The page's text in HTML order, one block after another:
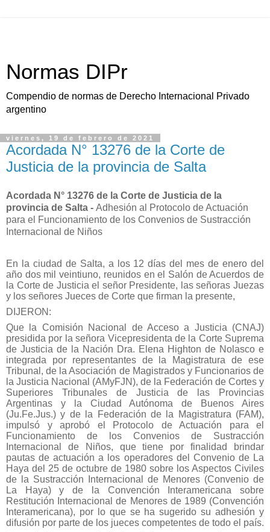
Normas DIPr
Compendio de normas de Derecho Internacional Privado
argentino
viernes, 19 de febrero de 2021
Acordada N° 13276 de la Corte de
Justicia de la provincia de Salta
Acordada N° 13276 de la Corte de Justicia de la
provincia de Salta - Adhesión al Protocolo de Actuación
para el Funcionamiento de los Convenios de Sustracción
Internacional de Niños
En la ciudad de Salta, a los 12 días del mes de enero del
año dos mil veintiuno, reunidos en el Salón de Acuerdos de
la Corte de Justicia el señor Presidente, las señoras Juezas
y los señores Jueces de Corte que firman la presente,
DIJERON:
Que la Comisión Nacional de Acceso a Justicia (CNAJ)
presidida por la señora Vicepresidenta de la Corte Suprema
de Justicia de la Nación Dra. Elena Highton de Nolasco e
integrada por representantes de la Magistratura de ese
Tribunal, de la Asociación de Magistrados y Funcionarios de
la Justicia Nacional (AMyFJN), de la Federación de Cortes y
Superiores Tribunales de Justicia de las Provincias
Argentinas y la Ciudad Autónoma de Buenos Aires
(Ju.Fe.Jus.) y de la Federación de la Magistratura (FAM),
impulsó y aprobó el Protocolo de Actuación para el
Funcionamiento de los Convenios de Sustracción
Internacional de Niños, que tiene por finalidad brindar
pautas de actuación a los operadores del Convenio de La
Haya del 25 de octubre de 1980 sobre los Aspectos Civiles
de la Sustracción Internacional de Menores (Convenio de
La Haya) y de la Convención Interamericana sobre
Restitución Internacional de Menores de 1989 (Convención
Interamericana), por lo que se ha sugerido su adhesión y
difusión por parte de los jueces competentes de todo el país.